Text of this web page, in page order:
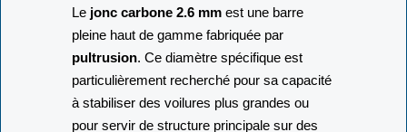
Description du produit
Lejonc carbone 2.6 mmest une barre
pleine haut de gamme fabriquée par
pultrusion. Ce diamètre spécifique est
particulièrement recherché pour sa capacité